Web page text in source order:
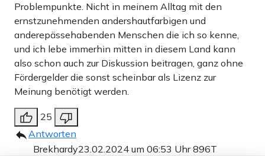
Problempunkte. Nicht in meinem Alltag mit den
ernstzunehmenden andershautfarbigen und
anderepässehabenden Menschen die ich so kenne,
und ich lebe immerhin mitten in diesem Land kann
also schon auch zur Diskussion beitragen, ganz ohne
Fördergelder die sonst scheinbar als Lizenz zur
Meinung benötigt werden.
25
Antworten
Brekhardy23.02.2024 um 06:53 Uhr896T